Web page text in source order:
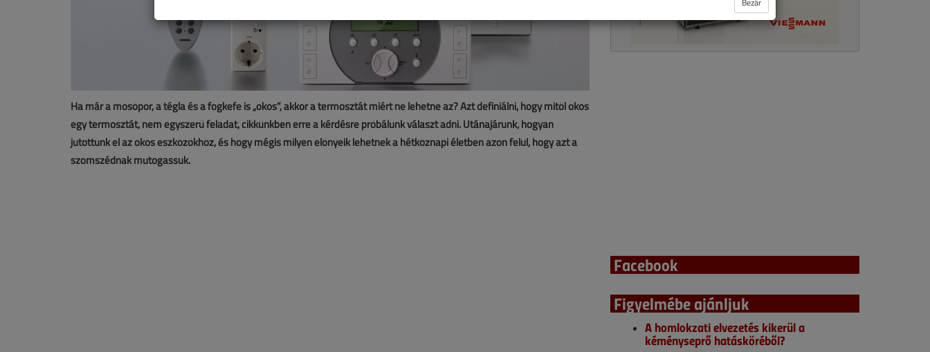
Ha már a mosópor, a tégla és a fogkefe is „okos”, akkor a termosztát miért ne lehetne az? Azt definiálni, hogy mitől okos
egy termosztát, nem egyszerű feladat, cikkünkben erre a kérdésre próbálunk választ adni. Utánajárunk, hogyan
jutottunk el az okos eszközökhöz, és hogy mégis milyen előnyeik lehetnek a hétköznapi életben azon felül, hogy azt a
szomszédnak mutogassuk.
Facebook
Figyelmébe ajánljuk
A homlokzati elvezetés kikerül a
kéményseprő hatásköréből?
Bezár